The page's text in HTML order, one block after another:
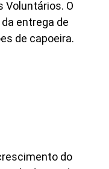
Voluntários. O
entrega de
de capoeira.
do